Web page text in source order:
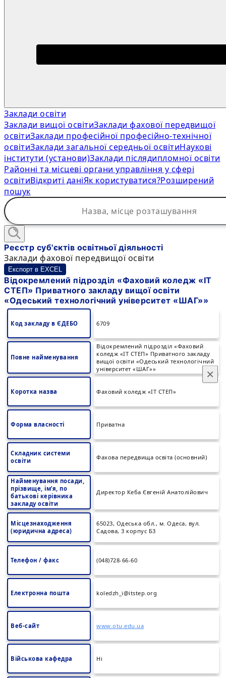
Заклади освіти
Заклади вищої освітиЗаклади фахової передвищої
освітиЗаклади професійної професійно-технічної
освітиЗаклади загальної середньої освітиНаукові
інститути (установи)Заклади післядипломної освіти
Районні та місцеві органи управління у сфері
освітиВідкриті даніЯк користуватися?Розширений
пошук
×
Реєстр суб'єктів освітньої діяльності
Заклади фахової передвищої освіти
Експорт в EXCEL
Відокремлений підрозділ «Фаховий коледж «ІТ
СТЕП» Приватного закладу вищої освіти
«Одеський технологічний університет «ШАГ»»
Код закладу в ЄДЕБО 6709
Повне найменування
Відокремлений підрозділ «Фаховий
коледж «ІТ СТЕП» Приватного закладу
вищої освіти «Одеський технологічний
університет «ШАГ»»
Коротка назва Фаховий коледж «ІТ СТЕП»
Форма власності Приватна
Складник системи
освіти
Фахова передвища освіта (основний)
Найменування посади,
прізвище, ім’я, по
батькові керівника
закладу освіти
Директор Кеба Євгеній Анатолійович
Місцезнаходження
(юридична адреса)
65023, Одеська обл., м. Одеса, вул.
Садова, 3 корпус Б3
Телефон / факс (048)728-66-60
Електронна пошта koledzh_i@itstep.org
Веб-сайт www.otu.edu.ua
Військова кафедра Ні